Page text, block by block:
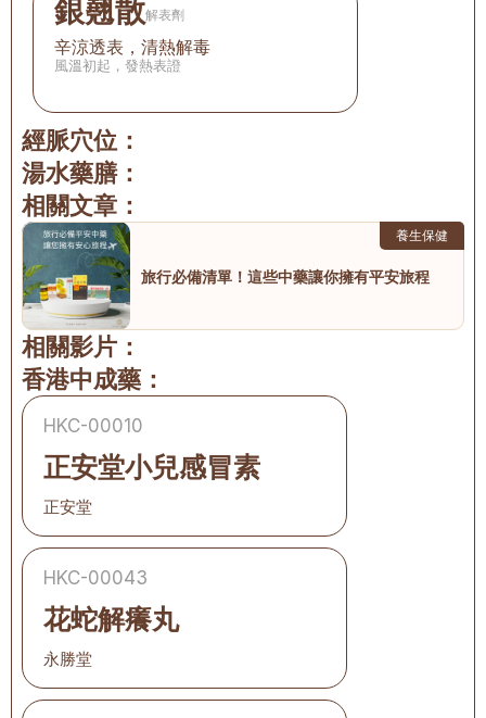
銀翹散解表劑
辛涼透表，清熱解毒
風溫初起，發熱表證
經脈穴位：
湯水藥膳：
相關文章：
養生保健
旅行必備清單！這些中藥讓你擁有平安旅程
相關影片：
香港中成藥：
HKC-00010
正安堂小兒感冒素
正安堂
HKC-00043
花蛇解癢丸
永勝堂